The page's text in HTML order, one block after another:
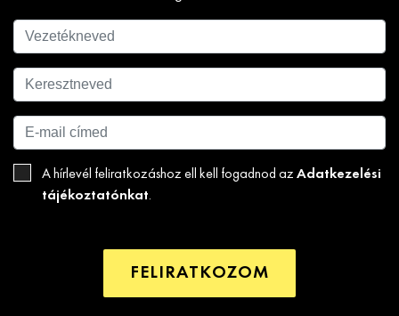
A hírlevél feliratkozáshoz ell kell fogadnod az Adatkezelési
tájékoztatónkat.
FELIRATKOZOM